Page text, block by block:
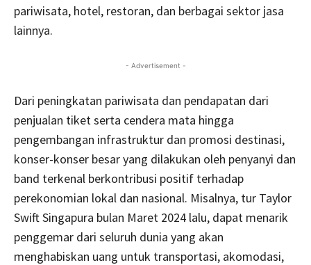
pariwisata, hotel, restoran, dan berbagai sektor jasa
lainnya.
- Advertisement -
Dari peningkatan pariwisata dan pendapatan dari
penjualan tiket serta cendera mata hingga
pengembangan infrastruktur dan promosi destinasi,
konser-konser besar yang dilakukan oleh penyanyi dan
band terkenal berkontribusi positif terhadap
perekonomian lokal dan nasional. Misalnya, tur Taylor
Swift Singapura bulan Maret 2024 lalu, dapat menarik
penggemar dari seluruh dunia yang akan
menghabiskan uang untuk transportasi, akomodasi,